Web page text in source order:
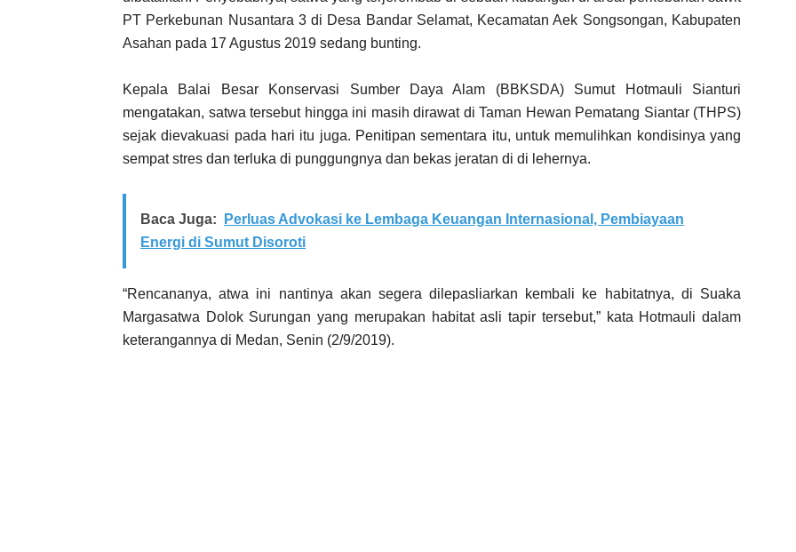
PT Perkebunan Nusantara 3 di Desa Bandar Selamat, Kecamatan Aek Songsongan, Kabupaten
Asahan pada 17 Agustus 2019 sedang bunting.
Kepala Balai Besar Konservasi Sumber Daya Alam (BBKSDA) Sumut Hotmauli Sianturi
mengatakan, satwa tersebut hingga ini masih dirawat di Taman Hewan Pematang Siantar (THPS)
sejak dievakuasi pada hari itu juga. Penitipan sementara itu, untuk memulihkan kondisinya yang
sempat stres dan terluka di punggungnya dan bekas jeratan di di lehernya.
Baca Juga:
Perluas Advokasi ke Lembaga Keuangan Internasional, Pembiayaan
Energi di Sumut Disoroti
“Rencananya, atwa ini nantinya akan segera dilepasliarkan kembali ke habitatnya, di Suaka
Margasatwa Dolok Surungan yang merupakan habitat asli tapir tersebut,” kata Hotmauli dalam
keterangannya di Medan, Senin (2/9/2019).